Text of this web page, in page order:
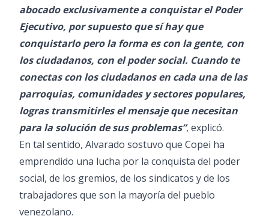
abocado exclusivamente a conquistar el Poder
Ejecutivo, por supuesto que sí hay que
conquistarlo pero la forma es con la gente, con
los ciudadanos, con el poder social. Cuando te
conectas con los ciudadanos en cada una de las
parroquias, comunidades y sectores populares,
logras transmitirles el mensaje que necesitan
para la solución de sus problemas”, explicó.
En tal sentido, Alvarado sostuvo que Copei ha
emprendido una lucha por la conquista del poder
social, de los gremios, de los sindicatos y de los
trabajadores que son la mayoría del pueblo
venezolano.